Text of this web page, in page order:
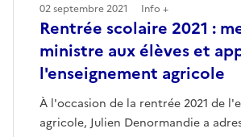
Rentrée scolaire 2021 :
ministre aux élèves et
l'enseignement agricole
À l'occasion de la rentrée 2021 de
agricole, Julien Denormandie a
02 septembre 2021 Info +